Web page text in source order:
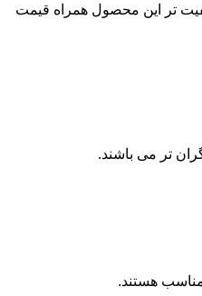
چه با کیفیت تر این محصول همراه قیمت
تر می باشند.
مناسب هستند.